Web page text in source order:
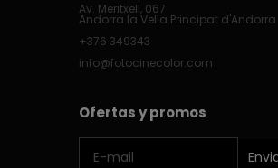
Av. Meritxell, 067
Andorra la Vella Principat d'Andorra
+376 349343
info@fotocinecolor.com
Ofertas y promos